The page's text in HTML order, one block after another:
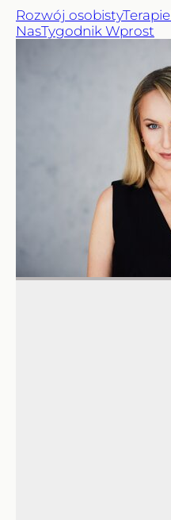
Rozwój osobistyTerapie
NasTygodnik Wprost